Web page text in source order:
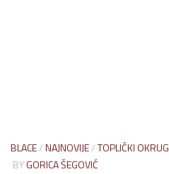
BLACE/NAJNOVIJE/TOPLIČKI OKRUG
BYGORICA ŠEGOVIĆ